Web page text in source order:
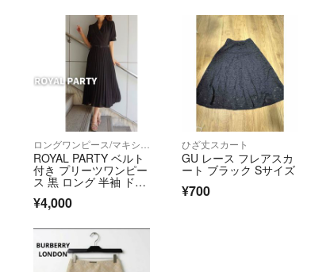
ROYAL PARTY ベルト
付き プリーツワンピー
ス 黒 ロング 半袖 ドレ
¥4,000
ひざ丈スカート
GU レース フレアスカ
ート ブラック Sサイズ
¥700